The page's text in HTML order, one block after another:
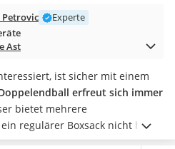
Experte
Ast
ist sicher mit einem
erfreut sich immer
bietet mehrere
regulärer Boxsack nicht hat.
Tests im Internet haben gezeigt,